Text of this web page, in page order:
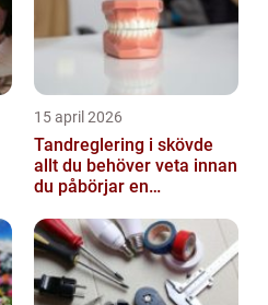
15 april 2026
Tandreglering i skövde
allt du behöver veta innan
du påbörjar en